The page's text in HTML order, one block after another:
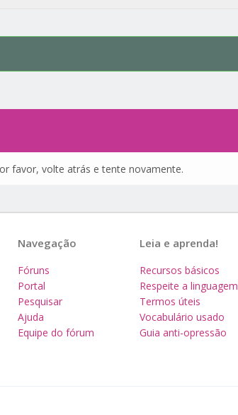
favor, volte atrás e tente novamente.
Leia e aprenda!
Recursos básicos
Respeite a linguagem
Termos úteis
Vocabulário usado
Guia anti-opressão
Navegação
Fóruns
Portal
Pesquisar
Ajuda
Equipe do fórum